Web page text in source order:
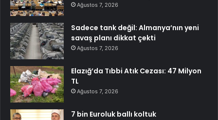
Ağustos 7, 2026
Sadece tank değil: Almanya’nın yeni
savaş planı dikkat çekti
Ağustos 7, 2026
Elazığ’da Tıbbi Atık Cezası: 47 Milyon
TL
Ağustos 7, 2026
7 bin Euroluk ballı koltuk